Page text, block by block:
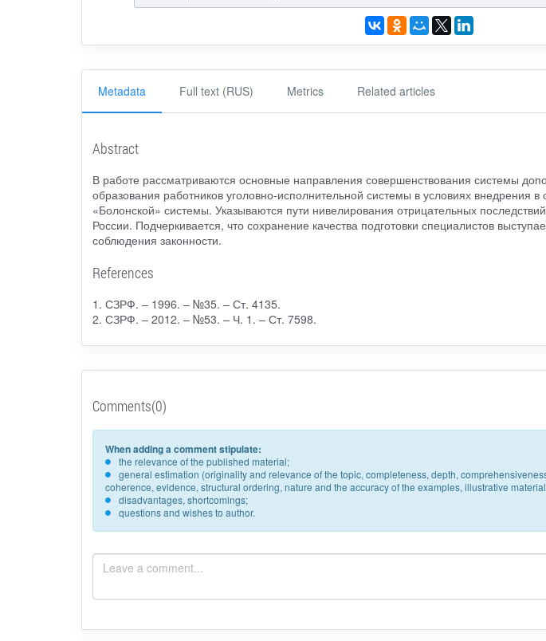
Metadata Full text (RUS) Metrics Related articles
Abstract
В работе рассматриваются основные направления совершенствования системы
образования работников уголовно-исполнительной системы в условиях внедрения
«Болонской» системы. Указываются пути нивелирования отрицательных
России. Подчеркивается, что сохранение качества подготовки специалистов
соблюдения законности.
References
1. СЗРФ. – 1996. – №35. – Ст. 4135.
2. СЗРФ. – 2012. – №53. – Ч. 1. – Ст. 7598.
Comments(0)
When adding a comment stipulate:
the relevance of the published material;
general estimation (originality and relevance of the topic, completeness, depth,
coherence, evidence, structural ordering, nature and the accuracy of the examples, illustrative
disadvantages, shortcomings;
questions and wishes to author.